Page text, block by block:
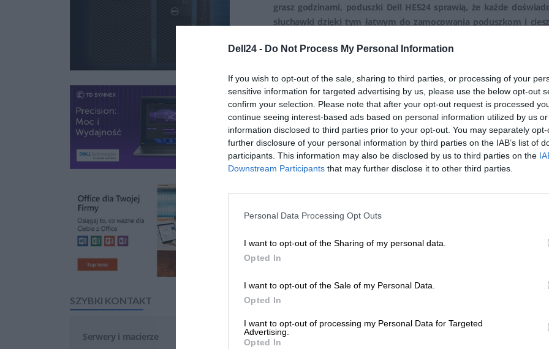
Dell24 - Do Not Process My Personal Information
If you wish to opt-out of the sale, sharing to third parties, or processing of your
sensitive information for targeted advertising by us, please use the below opt-out
confirm your selection. Please note that after your opt-out request is processed
continue seeing interest-based ads based on personal information utilized by us
information disclosed to third parties prior to your opt-out. You may separately
further disclosure of your personal information by third parties on the IAB’s list of
participants. This information may also be disclosed by us to third parties on the
Downstream Participants that may further disclose it to other third parties.
Personal Data Processing Opt Outs
I want to opt-out of the Sharing of my personal data.
Opted In
I want to opt-out of the Sale of my Personal Data.
Opted In
I want to opt-out of processing my Personal Data for Targeted
Advertising.
Opted In
SZYBKI KONTAKT
Serwery i macierze
grasz godzinami, poduszki Dell HE524 sprawią, że każde
słuchawki dzięki tym łatwym do zamocowania poduszkom i
Zwiększony komfortPoduszki nauszne słuchawek Dell
jakości skóry i pianki z pamięcią kształtu, oferując
odsłuchowych. To przemyślane połączenie nie tylko
zapewnia idealne dopasowanie poduszek do kształtu uszu,
Trwała konstrukcjaWykonane z wysokiej jakości skóry
nauszniki są zbudowane z myślą o trwałości. Materiały
odporność, dzięki czemu poduszki nauszne zachowują swój
Ilość w opakowaniu 2 (specyfikacje dotyczą jednego
Przeznaczenie
Tworzywo produktu Imitacja skóry, pianka pamięciowa
Szerokość